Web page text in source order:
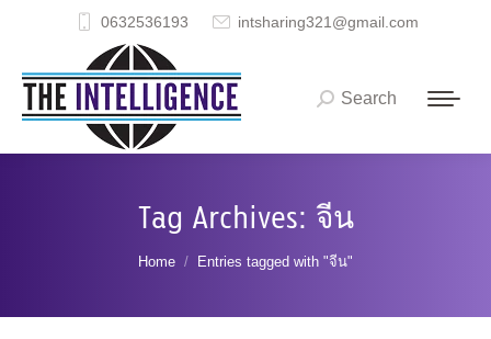
0632536193 intsharing321@gmail.com
Search:
Search
Tag Archives: จีน
You are here:
Home Entries tagged with "จีน"